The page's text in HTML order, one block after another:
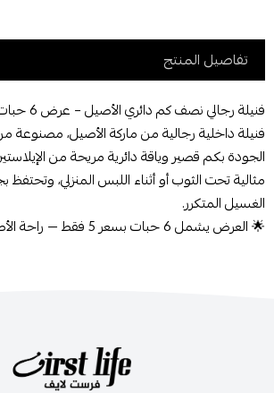
تفاصيل المنتج
فنيلة رجالي نصف كم دائري الأصيل – عرض 6 حبات بسعر 5
فنيلة داخلية رجالية من ماركة الأصيل،
الجودة بكم قصير وياقة دائرية مريحة من
مثالية تحت الثوب أو أثناء اللبس المنزلي،
الغسيل المتكرر.
🌟 العرض يشمل 6 حبات بسعر 5 فقط — راحة الأصيل وجودة تدوم.